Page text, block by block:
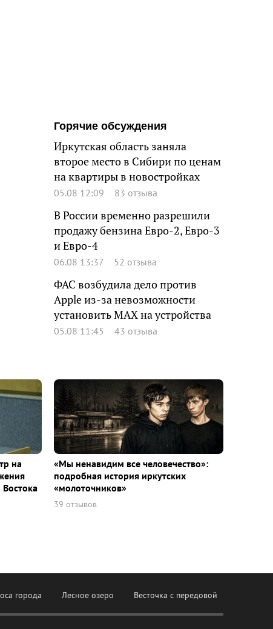
Горячие обсуждения
Иркутская область заняла
второе место в Сибири по ценам
на квартиры в новостройках
05.08 12:09 83 отзыва
В России временно разрешили
продажу бензина Евро-2, Евро-3
и Евро-4
06.08 13:37 52 отзыва
ФАС возбудила дело против
Apple из-за невозможности
установить MAX на устройства
05.08 11:45 43 отзыва
на
«Мы ненавидим все человечество»:
подробная история иркутских
«молоточников»
39 отзывов
города Лесное озеро Весточка с передовой